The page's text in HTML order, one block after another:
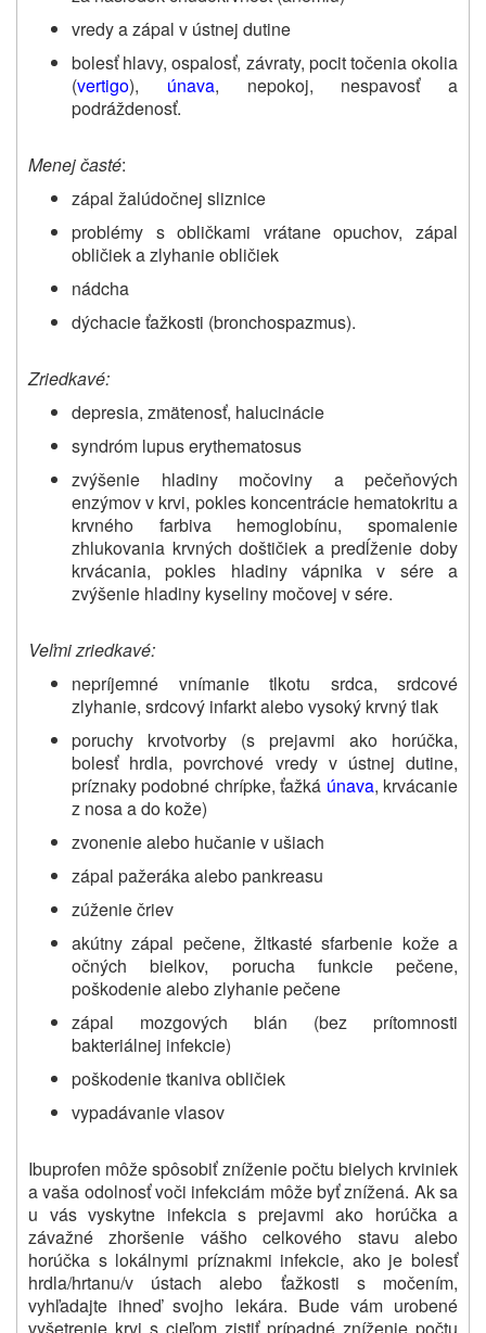
vredy a zápal v ústnej dutine
bolesť hlavy, ospalosť, závraty, pocit točenia okolia
(vertigo), únava, nepokoj, nespavosť a
podráždenosť.
Menej časté:
zápal žalúdočnej sliznice
problémy s obličkami vrátane opuchov, zápal
obličiek a zlyhanie obličiek
nádcha
dýchacie ťažkosti (bronchospazmus).
Zriedkavé:
depresia, zmätenosť, halucinácie
syndróm lupus erythematosus
zvýšenie hladiny močoviny a pečeňových
enzýmov v krvi, pokles koncentrácie hematokritu a
krvného farbiva hemoglobínu, spomalenie
zhlukovania krvných doštičiek a predĺženie doby
krvácania, pokles hladiny vápnika v sére a
zvýšenie hladiny kyseliny močovej v sére.
Veľmi zriedkavé:
nepríjemné vnímanie tlkotu srdca, srdcové
zlyhanie, srdcový infarkt alebo vysoký krvný tlak
poruchy krvotvorby (s prejavmi ako horúčka,
bolesť hrdla, povrchové vredy v ústnej dutine,
príznaky podobné chrípke, ťažká únava, krvácanie
z nosa a do kože)
zvonenie alebo hučanie v ušiach
zápal pažeráka alebo pankreasu
zúženie čriev
akútny zápal pečene, žltkasté sfarbenie kože a
očných bielkov, porucha funkcie pečene,
poškodenie alebo zlyhanie pečene
zápal mozgových blán (bez prítomnosti
bakteriálnej infekcie)
poškodenie tkaniva obličiek
vypadávanie vlasov
Ibuprofen môže spôsobiť zníženie počtu bielych krviniek
a vaša odolnosť voči infekciám môže byť znížená. Ak sa
u vás vyskytne infekcia s prejavmi ako horúčka a
závažné zhoršenie vášho celkového stavu alebo
horúčka s lokálnymi príznakmi infekcie, ako je bolesť
hrdla/hrtanu/v ústach alebo ťažkosti s močením,
vyhľadajte ihneď svojho lekára. Bude vám urobené